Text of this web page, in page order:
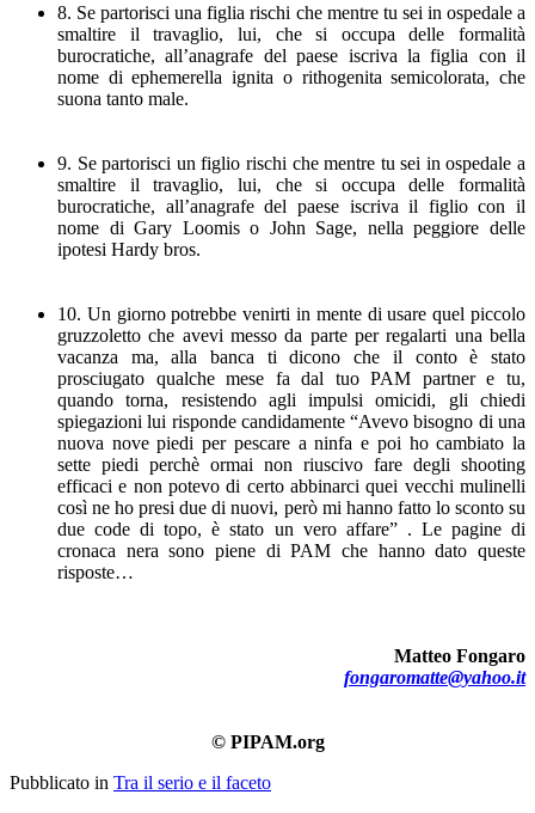
8. Se partorisci una figlia rischi che mentre tu sei in ospedale a
smaltire il travaglio, lui, che si occupa delle formalità
burocratiche, all’anagrafe del paese iscriva la figlia con il
nome di ephemerella ignita o rithogenita semicolorata, che
suona tanto male.
9. Se partorisci un figlio rischi che mentre tu sei in ospedale a
smaltire il travaglio, lui, che si occupa delle formalità
burocratiche, all’anagrafe del paese iscriva il figlio con il
nome di Gary Loomis o John Sage, nella peggiore delle
ipotesi Hardy bros.
10. Un giorno potrebbe venirti in mente di usare quel piccolo
gruzzoletto che avevi messo da parte per regalarti una bella
vacanza ma, alla banca ti dicono che il conto è stato
prosciugato qualche mese fa dal tuo PAM partner e tu,
quando torna, resistendo agli impulsi omicidi, gli chiedi
spiegazioni lui risponde candidamente “Avevo bisogno di una
nuova nove piedi per pescare a ninfa e poi ho cambiato la
sette piedi perchè ormai non riuscivo fare degli shooting
efficaci e non potevo di certo abbinarci quei vecchi mulinelli
così ne ho presi due di nuovi, però mi hanno fatto lo sconto su
due code di topo, è stato un vero affare” . Le pagine di
cronaca nera sono piene di PAM che hanno dato queste
risposte…
Matteo Fongaro
fongaromatte@yahoo.it
© PIPAM.org
Pubblicato in Tra il serio e il faceto